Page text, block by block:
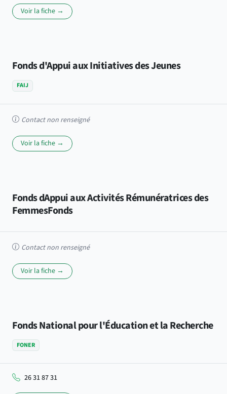
Voir la fiche →
Fonds d'Appui aux Initiatives des Jeunes
FAIJ
Contact non renseigné
Voir la fiche →
Fonds dAppui aux Activités Rémunératrices des
FemmesFonds
Contact non renseigné
Voir la fiche →
Fonds National pour l'Éducation et la Recherche
FONER
26 31 87 31